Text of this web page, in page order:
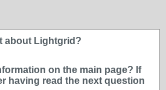
about Lightgrid?
on the main page? If
having read the next question